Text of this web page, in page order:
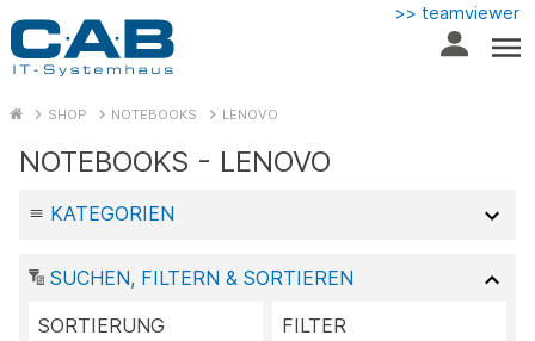
>> teamviewer
SHOP NOTEBOOKS LENOVO
NOTEBOOKS - LENOVO
KATEGORIEN
SUCHEN, FILTERN & SORTIEREN
SORTIERUNG
FILTER